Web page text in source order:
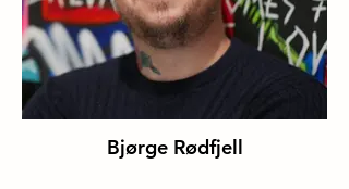
Bjørge Rødfjell